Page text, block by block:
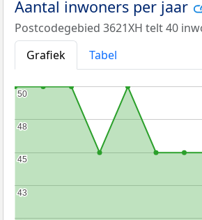
Aantal inwoners per jaar
Postcodegebied 3621XH telt 40
Grafiek
Tabel
43
43
45
45
48
48
50
50